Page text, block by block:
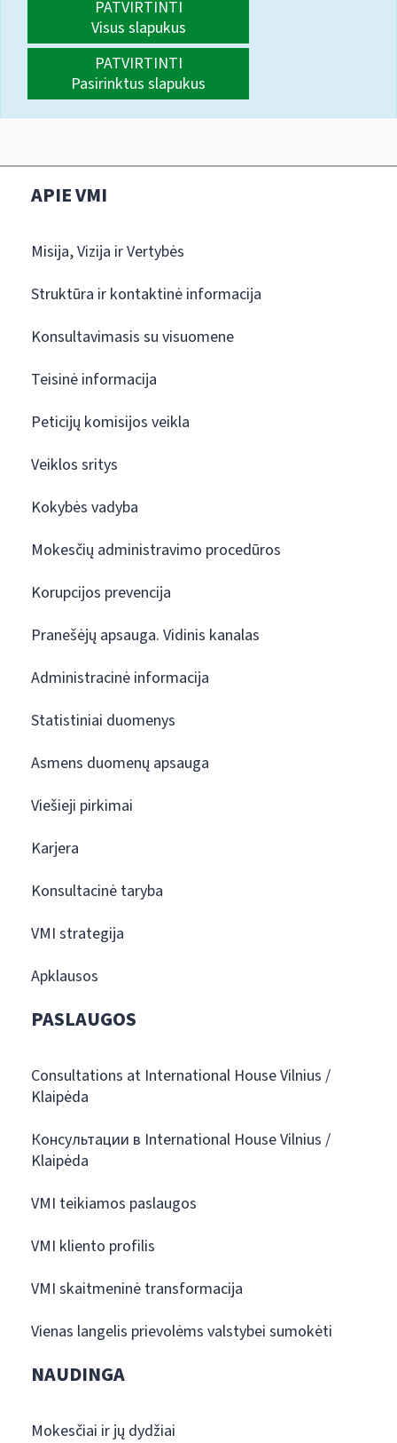
PATVIRTINTI
Visus slapukus
PATVIRTINTI
Pasirinktus slapukus
APIE VMI
Misija, Vizija ir Vertybės
Struktūra ir kontaktinė informacija
Konsultavimasis su visuomene
Teisinė informacija
Peticijų komisijos veikla
Veiklos sritys
Kokybės vadyba
Mokesčių administravimo procedūros
Korupcijos prevencija
Pranešėjų apsauga. Vidinis kanalas
Administracinė informacija
Statistiniai duomenys
Asmens duomenų apsauga
Viešieji pirkimai
Karjera
Konsultacinė taryba
VMI strategija
Apklausos
PASLAUGOS
Consultations at International House Vilnius /
Klaipėda
Консультации в International House Vilnius /
Klaipėda
VMI teikiamos paslaugos
VMI kliento profilis
VMI skaitmeninė transformacija
Vienas langelis prievolėms valstybei sumokėti
NAUDINGA
Mokesčiai ir jų dydžiai